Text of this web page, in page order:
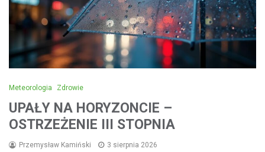
Meteorologia Zdrowie
UPAŁY NA HORYZONCIE –
OSTRZEŻENIE III STOPNIA
Przemysław Kamiński 3 sierpnia 2026